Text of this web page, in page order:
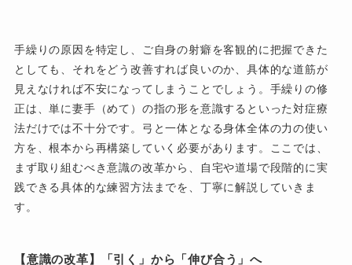
手繰りの原因を特定し、ご自身の射癖を客観的に把握できた
としても、それをどう改善すれば良いのか、具体的な道筋が
見えなければ不安になってしまうことでしょう。手繰りの修
正は、単に妻手（めて）の指の形を意識するといった対症療
法だけでは不十分です。弓と一体となる身体全体の力の使い
方を、根本から再構築していく必要があります。ここでは、
まず取り組むべき意識の改革から、自宅や道場で段階的に実
践できる具体的な練習方法までを、丁寧に解説していきま
す。
【意識の改革】「引く」から「伸び合う」へ